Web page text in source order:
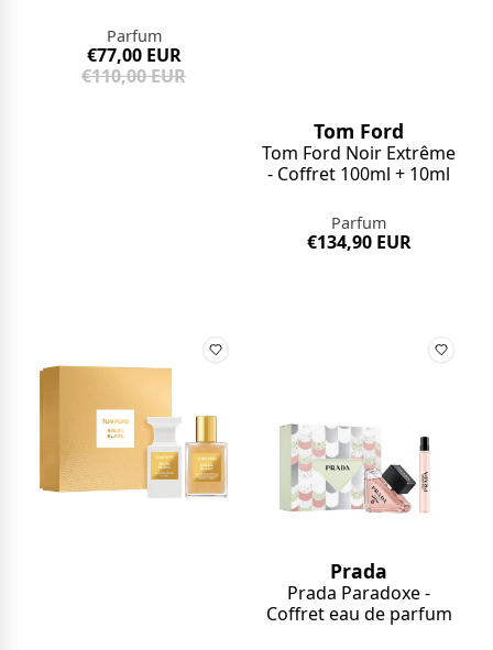
Parfum
€77,00 EUR
€110,00 EUR
Tom Ford
Tom Ford Noir Extrême
- Coffret 100ml + 10ml
Parfum
€134,90 EUR
Prada
Prada Paradoxe -
Coffret eau de parfum